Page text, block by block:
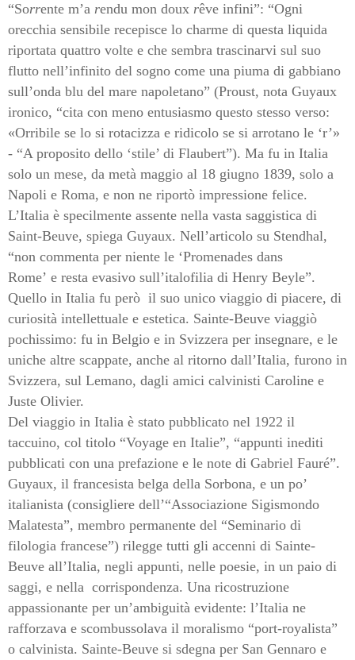
“Sorrente m’a rendu mon doux rêve infini”: “Ogni
orecchia sensibile recepisce lo charme di questa liquida
riportata quattro volte e che sembra trascinarvi sul suo
flutto nell’infinito del sogno come una piuma di gabbiano
sull’onda blu del mare napoletano” (Proust, nota Guyaux
ironico, “cita con meno entusiasmo questo stesso verso:
«Orribile se lo si rotacizza e ridicolo se si arrotano le ‘r’»
- “A proposito dello ‘stile’ di Flaubert”). Ma fu in Italia
solo un mese, da metà maggio al 18 giugno 1839, solo a
Napoli e Roma, e non ne riportò impressione felice.
L’Italia è specilmente assente nella vasta saggistica di
Saint-Beuve, spiega Guyaux. Nell’articolo su Stendhal,
“non commenta per niente le ‘Promenades dans
Rome’ e resta evasivo sull’italofilia di Henry Beyle”.
Quello in Italia fu però il suo unico viaggio di piacere, di
curiosità intellettuale e estetica. Sainte-Beuve viaggiò
pochissimo: fu in Belgio e in Svizzera per insegnare, e le
uniche altre scappate, anche al ritorno dall’Italia, furono in
Svizzera, sul Lemano, dagli amici calvinisti Caroline e
Juste Olivier.
Del viaggio in Italia è stato pubblicato nel 1922 il
taccuino, col titolo “Voyage en Italie”, “appunti inediti
pubblicati con una prefazione e le note di Gabriel Fauré”.
Guyaux, il francesista belga della Sorbona, e un po’
italianista (consigliere dell’“Associazione Sigismondo
Malatesta”, membro permanente del “Seminario di
filologia francese”) rilegge tutti gli accenni di Sainte-
Beuve all’Italia, negli appunti, nelle poesie, in un paio di
saggi, e nella corrispondenza. Una ricostruzione
appassionante per un’ambiguità evidente: l’Italia ne
rafforzava e scombussolava il moralismo “port-royalista”
o calvinista. Sainte-Beuve si sdegna per San Gennaro e